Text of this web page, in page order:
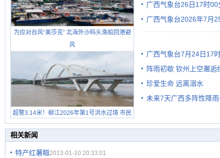
为应对台风“美莎克” 北海外沙码头渔船回港避
风
超警3.14米！柳江2026年第1号洪水过境 市民
在堤岸见证汛况
有较强降雨
广西气象台26日17时
广西气象台2026年7月
广西气象台7月24日17
阵雨初歇 钦州上空邂逅
珍爱生命 远离溺水
未来7天广西多阵性降
相关新闻
特产红薯糍2013-01-10 20:33:01